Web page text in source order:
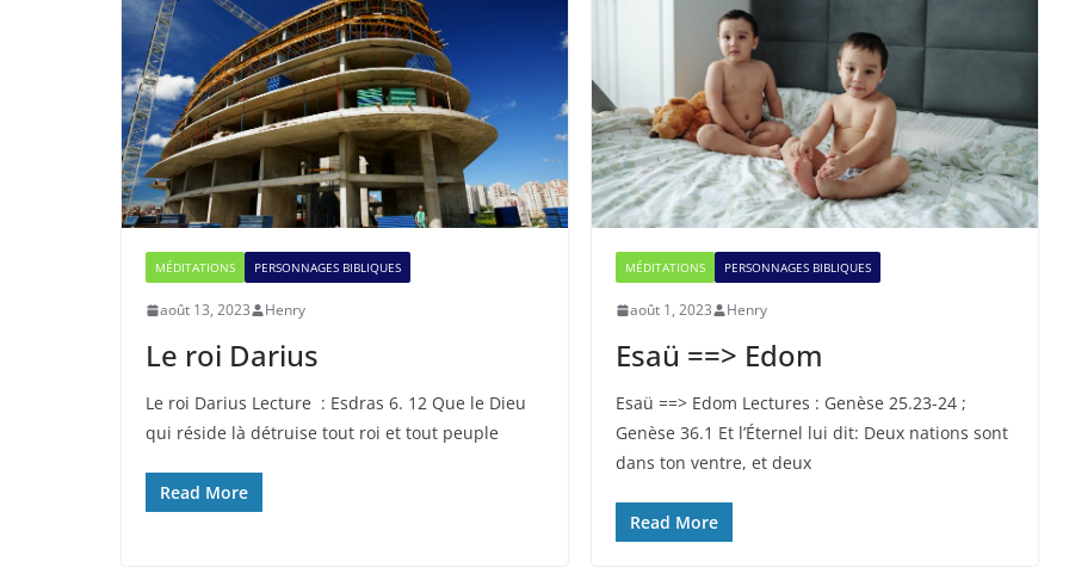
MÉDITATIONS PERSONNAGES BIBLIQUES
août 13, 2023 Henry
Le roi Darius
Le roi Darius Lecture : Esdras 6. 12 Que le Dieu
qui réside là détruise tout roi et tout peuple
Read More
MÉDITATIONS PERSONNAGES BIBLIQUES
août 1, 2023 Henry
Esaü ==> Edom
Esaü ==> Edom Lectures : Genèse 25.23-24 ;
Genèse 36.1 Et l’Éternel lui dit: Deux nations sont
dans ton ventre, et deux
Read More